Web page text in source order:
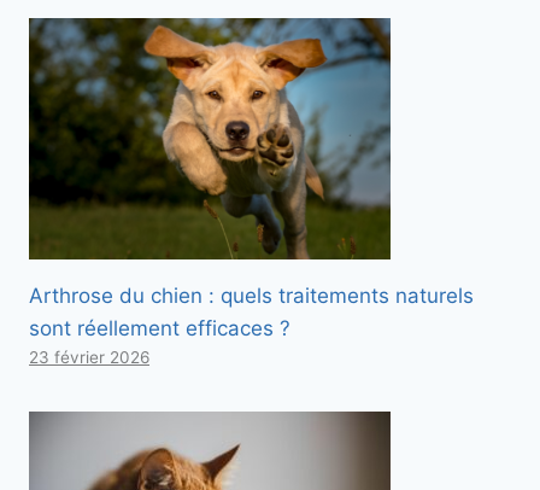
Arthrose du chien : quels traitements naturels
sont réellement efficaces ?
23 février 2026